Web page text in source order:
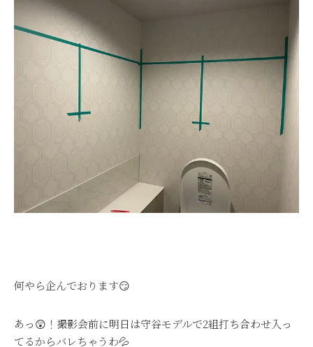
何やら企んでおります😏
あっ😲！撮影会前に明日は守谷モデルで2組打ち合わせ入っ
てるからバレちゃうわ💦